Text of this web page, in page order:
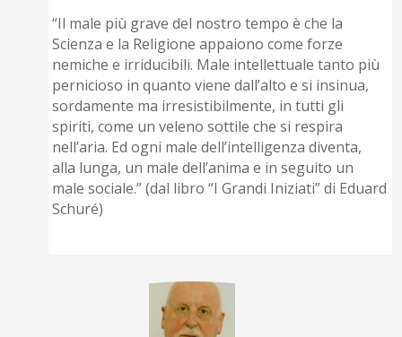
“Il male più grave del nostro tempo è che la
Scienza e la Religione appaiono come forze
nemiche e irriducibili. Male intellettuale tanto più
pernicioso in quanto viene dall’alto e si insinua,
sordamente ma irresistibilmente, in tutti gli
spiriti, come un veleno sottile che si respira
nell’aria. Ed ogni male dell’intelligenza diventa,
alla lunga, un male dell’anima e in seguito un
male sociale.” (dal libro “I Grandi Iniziati” di Eduard
Schuré)